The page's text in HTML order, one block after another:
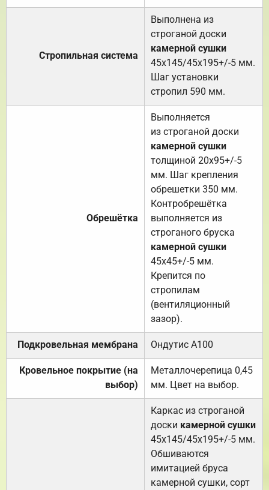
Стропильная система
Выполнена из
строганой доски
камерной сушки
45х145/45х195+/-5 мм.
Шаг установки
стропил 590 мм.
Обрешётка
Выполняется
из строганой доски
камерной сушки
толщиной 20х95+/-5
мм. Шаг крепления
обрешетки 350 мм.
Контробрешётка
выполняется из
строганого бруска
камерной сушки
45х45+/-5 мм.
Крепится по
стропилам
(вентиляционный
зазор).
Подкровельная мембрана Ондутис А100
Кровельное покрытие (на
выбор)
Металлочерепица 0,45
мм. Цвет на выбор.
Каркас из строганой
доски камерной сушки
45х145/45х195+/-5 мм.
Обшиваются
имитацией бруса
камерной сушки, сорт